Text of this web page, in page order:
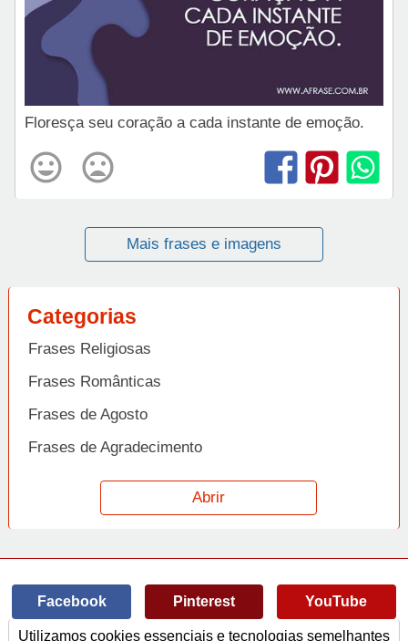
Floresça seu coração a cada instante de emoção.
Mais frases e imagens
Categorias
Frases Religiosas
Frases Românticas
Frases de Agosto
Frases de Agradecimento
Frases de Amizade
Frases de Amor
Frases de Arrependimento
Abrir
Facebook Pinterest YouTube
Utilizamos cookies essenciais e tecnologias semelhantes